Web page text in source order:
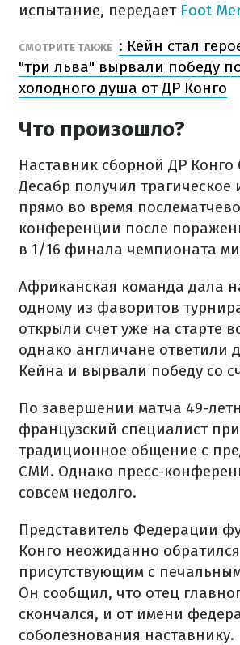
испытание, передает Foot
СМОТРИТЕ ТАКЖЕ : Кейн стал
"три льва" вырвали победу
холодного душа от ДР Конго
Что произошло?
Наставник сборной ДР Конго
Десабр получил трагическое
прямо во время
конференции после
в 1/16 финала чемпионата
Африканская команда дала
одному из фаворитов
открыли счет уже на старте
однако англичане ответили
Кейна и вырвали победу со
По завершении матча 49-
французский специалист
традиционное общение с
СМИ. Однако пресс-
совсем недолго.
Представитель Федерации
Конго неожиданно
присутствующим с
Он сообщил, что отец
скончался, и от имени
соболезнования наставнику.